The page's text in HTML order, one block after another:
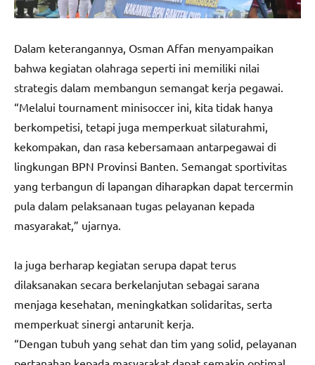
Dalam keterangannya, Osman Affan menyampaikan
bahwa kegiatan olahraga seperti ini memiliki nilai
strategis dalam membangun semangat kerja pegawai.
“Melalui tournament minisoccer ini, kita tidak hanya
berkompetisi, tetapi juga memperkuat silaturahmi,
kekompakan, dan rasa kebersamaan antarpegawai di
lingkungan BPN Provinsi Banten. Semangat sportivitas
yang terbangun di lapangan diharapkan dapat tercermin
pula dalam pelaksanaan tugas pelayanan kepada
masyarakat,” ujarnya.
Ia juga berharap kegiatan serupa dapat terus
dilaksanakan secara berkelanjutan sebagai sarana
menjaga kesehatan, meningkatkan solidaritas, serta
memperkuat sinergi antarunit kerja.
“Dengan tubuh yang sehat dan tim yang solid, pelayanan